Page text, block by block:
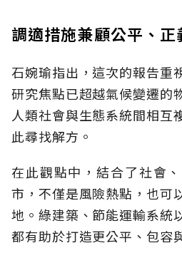
調適措施兼顧公平、正
石婉瑜指出，這次的報告重
研究焦點已超越氣候變遷的
人類社會與生態系統間相互
此尋找解方。
在此觀點中，結合了社會
市，不僅是風險熱點，也可
地。綠建築、節能運輸系統
都有助於打造更公平、包容